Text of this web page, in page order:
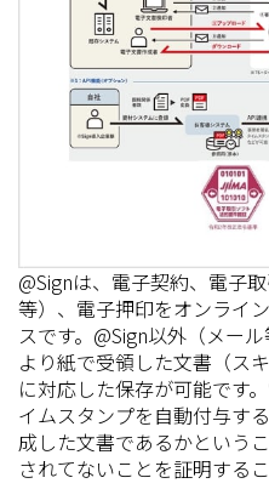
@Signは、電子契約、電子
等）、電子押印をオンライ
スです。@Sign以外（メー
より紙で受領した文書（ス
に対応した保存が可能です
イムスタンプを自動付与す
成した文書であるかという
されてないことを証明する